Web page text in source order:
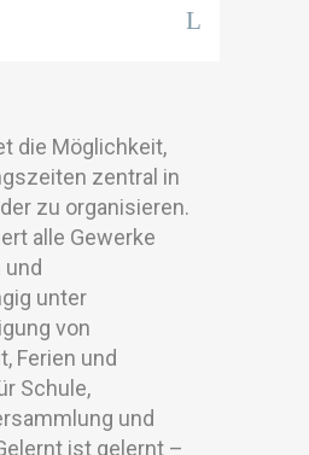
die Möglichkeit,
zentral in
zu organisieren.
alle Gewerke
und
unter
von
Ferien und
Schule,
und
ist gelernt –